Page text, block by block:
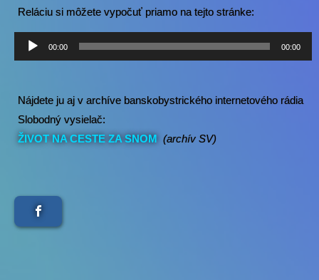
Reláciu si môžete vypočuť priamo na tejto stránke:
Audio
prehrávač
00:00 00:00
Nájdete ju aj v archíve banskobystrického internetového rádia
Slobodný vysielač:
ŽIVOT NA CESTE ZA SNOM (archív SV)